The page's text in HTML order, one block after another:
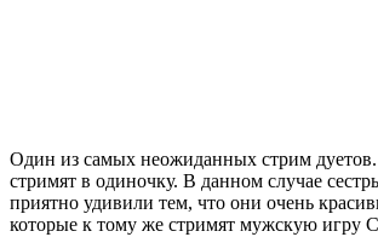
Один из самых неожиданных стрим
стримят в одиночку. В данном случае
приятно удивили тем, что они очень
которые к тому же стримят мужскую игру